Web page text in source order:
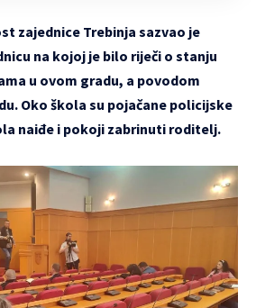
zajednice Trebinja sazvao je
na kojoj je bilo riječi o stanju
u ovom gradu, a povodom
Oko škola su pojačane policijske
naiđe i pokoji zabrinuti roditelj.